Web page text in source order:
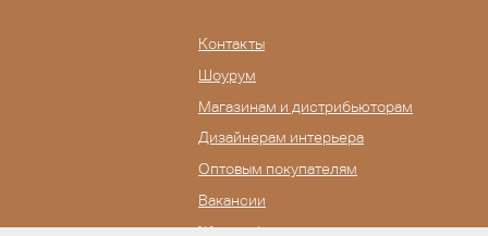
Контакты
Шоурум
Магазинам и дистрибьюторам
Дизайнерам интерьера
Оптовым покупателям
Вакансии
Журнал Lampatron